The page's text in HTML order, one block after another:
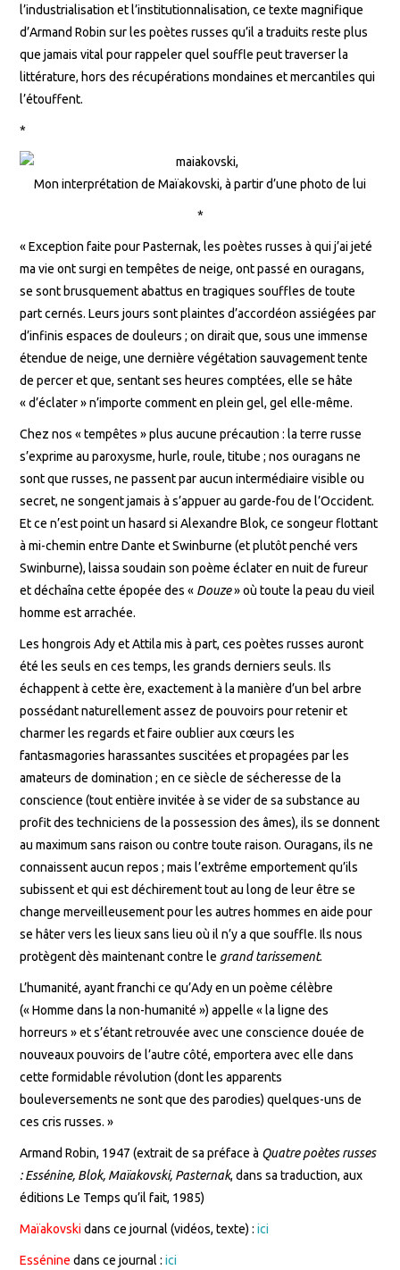
l’industrialisation et l’institutionnalisation, ce texte magnifique
d’Armand Robin sur les poètes russes qu’il a traduits reste plus
que jamais vital pour rappeler quel souffle peut traverser la
littérature, hors des récupérations mondaines et mercantiles qui
l’étouffent.
*
Mon interprétation de Maïakovski, à partir d’une photo de lui
*
« Exception faite pour Pasternak, les poètes russes à qui j’ai jeté
ma vie ont surgi en tempêtes de neige, ont passé en ouragans,
se sont brusquement abattus en tragiques souffles de toute
part cernés. Leurs jours sont plaintes d’accordéon assiégées par
d’infinis espaces de douleurs ; on dirait que, sous une immense
étendue de neige, une dernière végétation sauvagement tente
de percer et que, sentant ses heures comptées, elle se hâte
« d’éclater » n’importe comment en plein gel, gel elle-même.
Chez nos « tempêtes » plus aucune précaution : la terre russe
s’exprime au paroxysme, hurle, roule, titube ; nos ouragans ne
sont que russes, ne passent par aucun intermédiaire visible ou
secret, ne songent jamais à s’appuer au garde-fou de l’Occident.
Et ce n’est point un hasard si Alexandre Blok, ce songeur flottant
à mi-chemin entre Dante et Swinburne (et plutôt penché vers
Swinburne), laissa soudain son poème éclater en nuit de fureur
et déchaîna cette épopée des « Douze» où toute la peau du vieil
homme est arrachée.
Les hongrois Ady et Attila mis à part, ces poètes russes auront
été les seuls en ces temps, les grands derniers seuls. Ils
échappent à cette ère, exactement à la manière d’un bel arbre
possédant naturellement assez de pouvoirs pour retenir et
charmer les regards et faire oublier aux cœurs les
fantasmagories harassantes suscitées et propagées par les
amateurs de domination ; en ce siècle de sécheresse de la
conscience (tout entière invitée à se vider de sa substance au
profit des techniciens de la possession des âmes), ils se donnent
au maximum sans raison ou contre toute raison. Ouragans, ils ne
connaissent aucun repos ; mais l’extrême emportement qu’ils
subissent et qui est déchirement tout au long de leur être se
change merveilleusement pour les autres hommes en aide pour
se hâter vers les lieux sans lieu où il n’y a que souffle. Ils nous
protègent dès maintenant contre le grand tarissement.
L’humanité, ayant franchi ce qu’Ady en un poème célèbre
(« Homme dans la non-humanité ») appelle « la ligne des
horreurs » et s’étant retrouvée avec une conscience douée de
nouveaux pouvoirs de l’autre côté, emportera avec elle dans
cette formidable révolution (dont les apparents
bouleversements ne sont que des parodies) quelques-uns de
ces cris russes. »
Armand Robin, 1947 (extrait de sa préface à Quatre poètes russes
: Essénine, Blok, Maïakovski, Pasternak, dans sa traduction, aux
éditions Le Temps qu’il fait, 1985)
Maïakovskidans ce journal (vidéos, texte) :ici
Essénine dans ce journal :ici